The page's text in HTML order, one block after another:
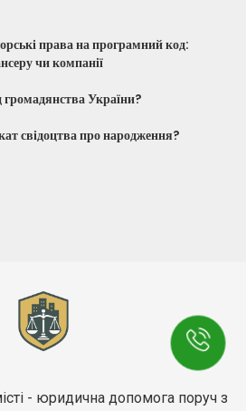
права на програмний код:
чи компанії
громадянства України?
свідоцтва про народження?
- юридична допомога поруч з